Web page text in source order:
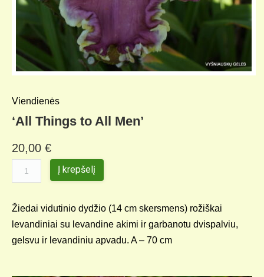
Viendienės
‘All Things to All Men’
20,00 €
Į krepšelį
Žiedai vidutinio dydžio (14 cm skersmens) rožiškai
levandiniai su levandine akimi ir garbanotu dvispalviu,
gelsvu ir levandiniu apvadu. A – 70 cm